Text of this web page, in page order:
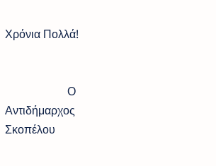
Χρόνια Πολλά!
Ο
Αντιδήμαρχος
Σκοπέλου